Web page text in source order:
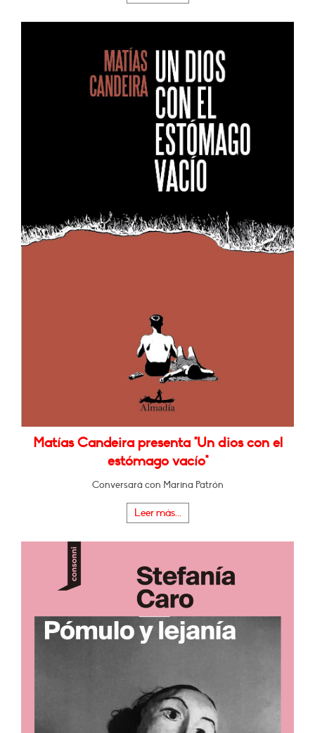
Matías Candeira presenta "Un dios con el
estómago vacío"
Conversará con Marina Patrón
Leer más...